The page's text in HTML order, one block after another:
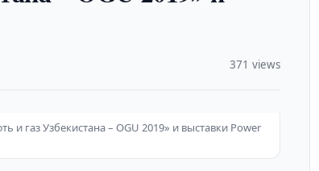
371 views
газ Узбекистана – OGU 2019» и выставки Power